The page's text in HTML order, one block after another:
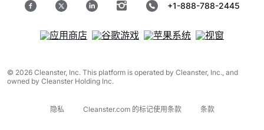
+1-888-788-2445
© 2026 Cleanster, Inc. This platform is operated by Cleanster, Inc., and
owned by Cleanster Holding Inc.
隐私 Cleanster.com 的标记使用条款 条款